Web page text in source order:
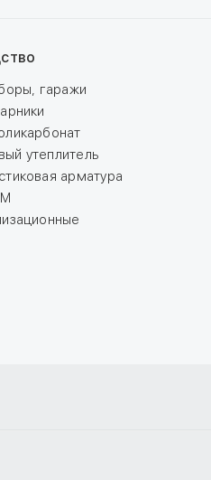
гаражи
утеплитель
арматура